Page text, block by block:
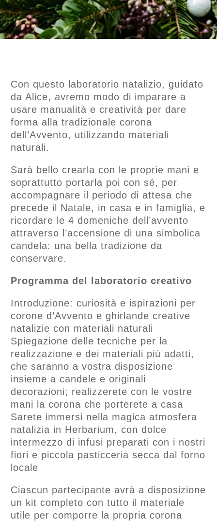
Con questo laboratorio natalizio, guidato
da Alice, avremo modo di imparare a
usare manualità e creatività per dare
forma alla tradizionale corona
dell’Avvento, utilizzando materiali
naturali.
Sarà bello crearla con le proprie mani e
soprattutto portarla poi con sé, per
accompagnare il periodo di attesa che
precede il Natale, in casa e in famiglia, e
ricordare le 4 domeniche dell’avvento
attraverso l’accensione di una simbolica
candela: una bella tradizione da
conservare.
Programma del laboratorio creativo
Introduzione: curiosità e ispirazioni per
corone d’Avvento e ghirlande creative
natalizie con materiali naturali
Spiegazione delle tecniche per la
realizzazione e dei materiali più adatti,
che saranno a vostra disposizione
insieme a candele e originali
decorazioni; realizzerete con le vostre
mani la corona che porterete a casa
Sarete immersi nella magica atmosfera
natalizia in Herbarium, con dolce
intermezzo di infusi preparati con i nostri
fiori e piccola pasticceria secca dal forno
locale
Ciascun partecipante avrà a disposizione
un kit completo con tutto il materiale
utile per comporre la propria corona